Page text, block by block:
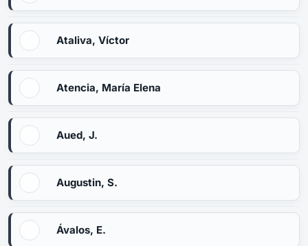
Ataliva, Víctor
Atencia, María Elena
Aued, J.
Augustin, S.
Ávalos, E.